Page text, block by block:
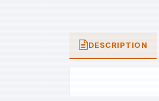
DESCRIPTION